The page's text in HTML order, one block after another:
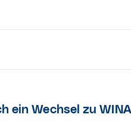
ein Wechsel zu